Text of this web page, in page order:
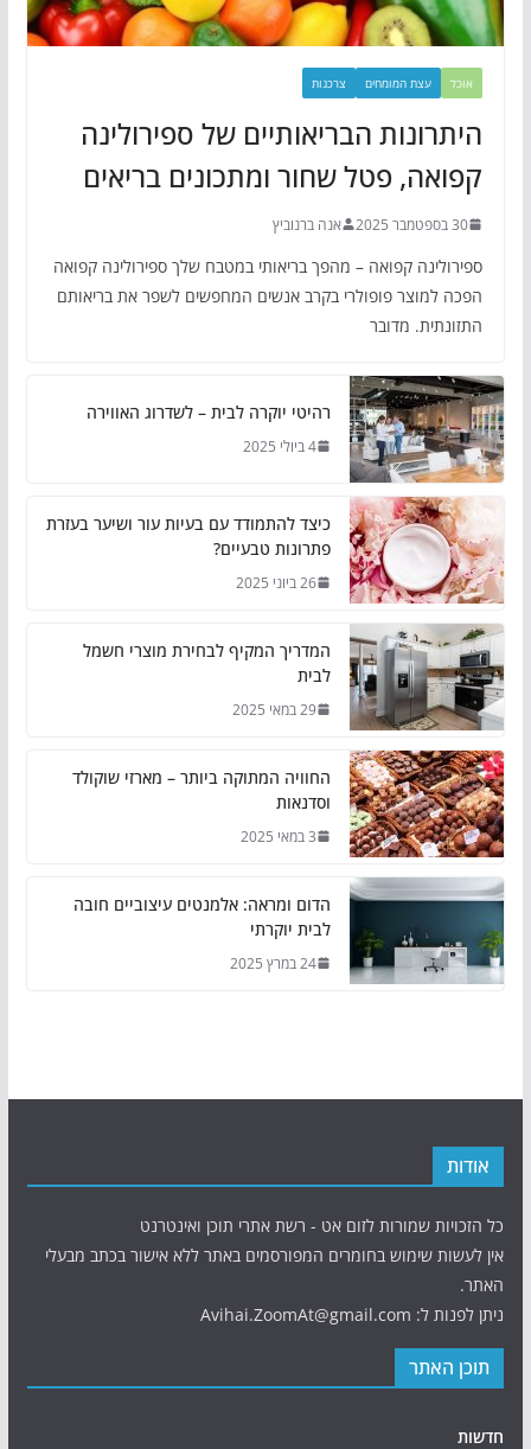
אוכל עצת המומחים צרכנות
היתרונות הבריאותיים של ספירולינה
קפואה, פטל שחור ומתכונים בריאים
30 בספטמבר 2025 אנה ברנוביץ
ספירולינה קפואה – מהפך בריאותי במטבח שלך ספירולינה קפואה
הפכה למוצר פופולרי בקרב אנשים המחפשים לשפר את בריאותם
התזונתית. מדובר
רהיטי יוקרה לבית – לשדרוג האווירה
4 ביולי 2025
כיצד להתמודד עם בעיות עור ושיער בעזרת
פתרונות טבעיים?
26 ביוני 2025
המדריך המקיף לבחירת מוצרי חשמל
לבית
29 במאי 2025
החוויה המתוקה ביותר – מארזי שוקולד
וסדנאות
3 במאי 2025
הדום ומראה: אלמנטים עיצוביים חובה
לבית יוקרתי
24 במרץ 2025
אודות
כל הזכויות שמורות לזום אט - רשת אתרי תוכן ואינטרנט
אין לעשות שימוש בחומרים המפורסמים באתר ללא אישור בכתב מבעלי
האתר.
ניתן לפנות ל: Avihai.ZoomAt@gmail.com
תוכן האתר
חדשות